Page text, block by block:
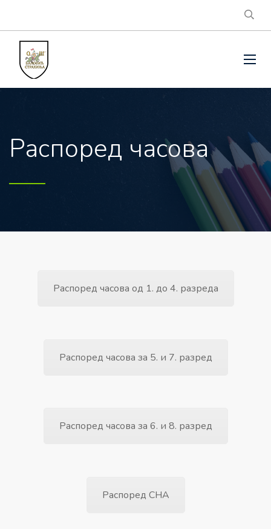
Распоред часова
Распоред часова од 1. до 4. разреда
Распоред часова за 5. и 7. разред
Распоред часова за 6. и 8. разред
Распоред СНА